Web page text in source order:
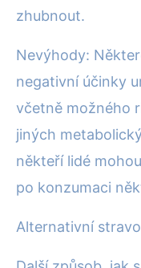
zhubnout.
Nevýhody:
negativní účinky
včetně možného
jiných
někteří lidé
po konzumaci
Alternativní